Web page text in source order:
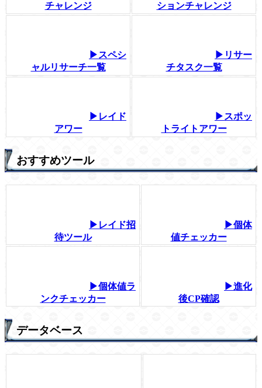
チャレンジ
ションチャレンジ
▶スペシ
ャルリサーチ一覧
▶リサー
チタスク一覧
▶レイド
アワー
▶スポッ
トライトアワー
おすすめツール
▶レイド招
待ツール
▶個体
値チェッカー
▶個体値ラ
ンクチェッカー
▶進化
後CP確認
データベース